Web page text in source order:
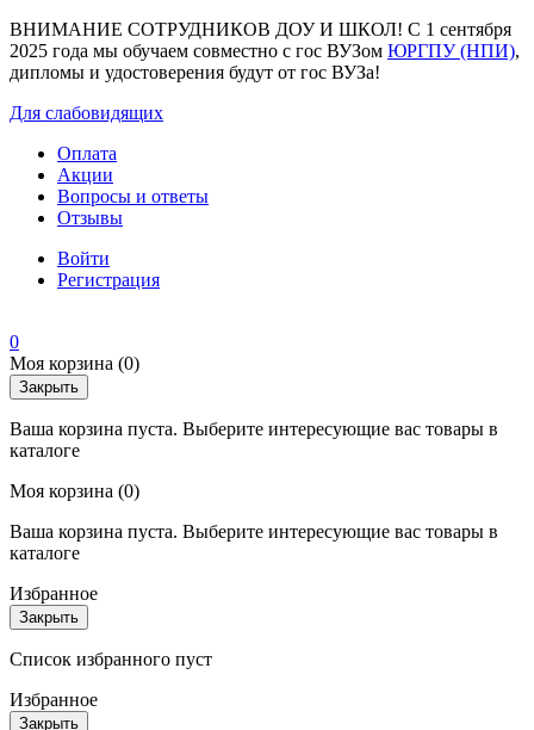
ВНИМАНИЕ СОТРУДНИКОВ ДОУ И ШКОЛ! С 1 сентября
2025 года мы обучаем совместно с гос ВУЗом ЮРГПУ (НПИ),
дипломы и удостоверения будут от гос ВУЗа!
Для слабовидящих
Оплата
Акции
Вопросы и ответы
Отзывы
Войти
Регистрация
0
Моя корзина (0)
Закрыть
Ваша корзина пуста. Выберите интересующие вас товары в
каталоге
Моя корзина (0)
Ваша корзина пуста. Выберите интересующие вас товары в
каталоге
Избранное
Закрыть
Список избранного пуст
Избранное
Закрыть